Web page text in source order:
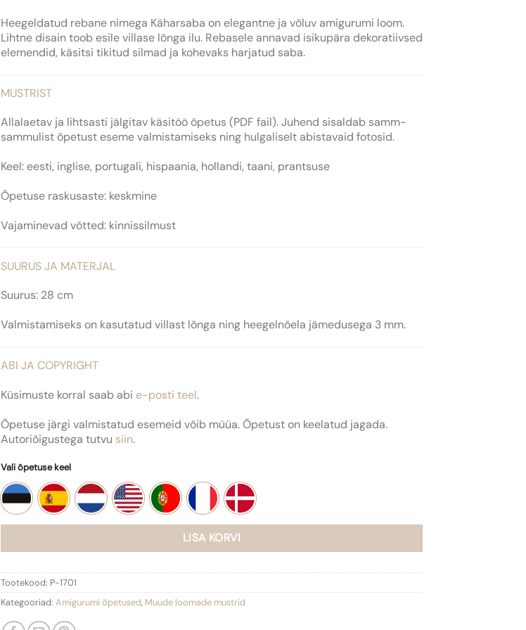
Heegeldatud rebane nimega Käharsaba on elegantne ja võluv amigurumi loom.
Lihtne disain toob esile villase lõnga ilu. Rebasele annavad isikupära dekoratiivsed
elemendid, käsitsi tikitud silmad ja kohevaks harjatud saba.
MUSTRIST
Allalaetav ja lihtsasti jälgitav käsitöö õpetus (PDF fail). Juhend sisaldab samm-
sammulist õpetust eseme valmistamiseks ning hulgaliselt abistavaid fotosid.
Keel: eesti, inglise, portugali, hispaania, hollandi, taani, prantsuse
Õpetuse raskusaste: keskmine
Vajaminevad võtted: kinnissilmust
SUURUS JA MATERJAL
Suurus: 28 cm
Valmistamiseks on kasutatud villast lõnga ning heegelnõela jämedusega 3 mm.
ABI JA COPYRIGHT
Küsimuste korral saab abi e-posti teel.
Õpetuse järgi valmistatud esemeid võib müüa. Õpetust on keelatud jagada.
Autoriõigustega tutvu siin.
Vali õpetuse keel
LISA KORVI
Tootekood: P-1701
Kategooriad: Amigurumi õpetused, Muude loomade mustrid